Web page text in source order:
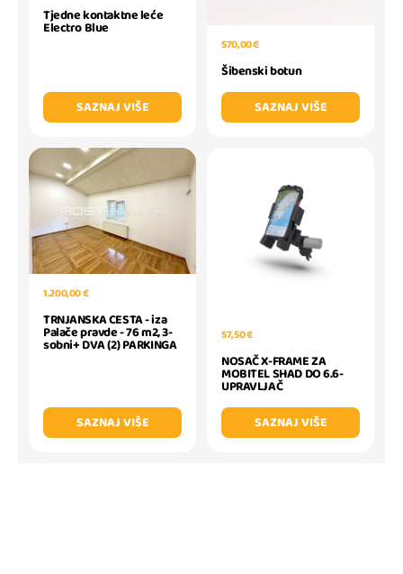
Tjedne kontaktne leće
Electro Blue
SAZNAJ VIŠE
570,00 €
Šibenski botun
SAZNAJ VIŠE
1.200,00 €
TRNJANSKA CESTA - iza
Palače pravde - 76 m2, 3-
sobni+ DVA (2) PARKINGA
SAZNAJ VIŠE
57,50 €
NOSAČ X-FRAME ZA
MOBITEL SHAD DO 6.6-
UPRAVLJAČ
SAZNAJ VIŠE